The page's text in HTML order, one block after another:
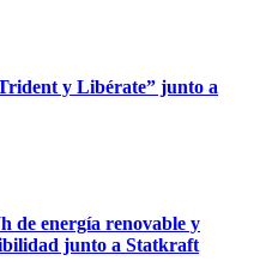
y Libérate” junto a
de energía renovable y
junto a Statkraft